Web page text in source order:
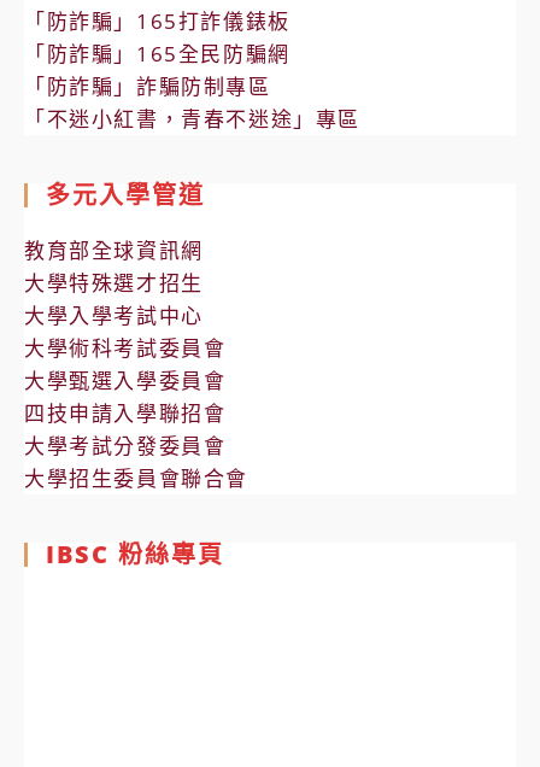
「防詐騙」165打詐儀錶板
「防詐騙」165全民防騙網
「防詐騙」詐騙防制專區
「不迷小紅書，青春不迷途」專區
多元入學管道
教育部全球資訊網
大學特殊選才招生
大學入學考試中心
大學術科考試委員會
大學甄選入學委員會
四技申請入學聯招會
大學考試分發委員會
大學招生委員會聯合會
IBSC 粉絲專頁